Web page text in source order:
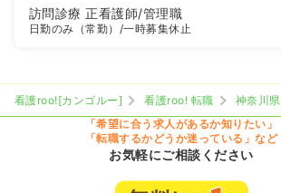
訪問診療正看護師/管理職
日勤のみ（常勤） /一時募集休止
看護roo![カンゴルー] 看護roo! 転職 神奈川県
「希望に合う求人があるか知りたい」
「転職するかどうか迷っている」など
お気軽にご相談ください